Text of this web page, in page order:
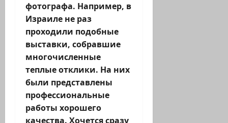
фотографа. Например, в
Израиле не раз
проходили подобные
выставки, собравшие
многочисленные
теплые отклики. На них
были представлены
профессиональные
работы хорошего
качества. Хочется сразу